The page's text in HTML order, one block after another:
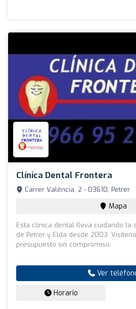
Clínica Dental Frontera
Carrer València, 2 - 03610, Petrer
Mapa
Esta clínica dental lleva cuidando la
de Petrer y Elda desde 2003.
presupuesto sin compromiso.
Ver
Horario